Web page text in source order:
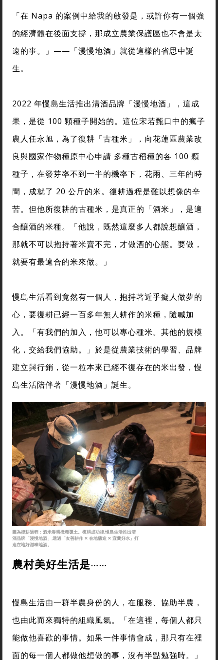
「在 Napa 的案例中給我的啟發是，或許你有一個強
的經濟體在後面支撐，那成立農業保護區也不會是太
遠的事。」——「漫慢地酒」就從這樣的省思中誕
生。
2022 年慢島生活推出清酒品牌「漫慢地酒」，這成
果，是從 100 顆種子開始的。這位宋若甄口中的瘋子
農人任永旭，為了復耕「古種米」，向花蓮區農業改
良與國家作物種原中心申請 多種古稻種的各 100 顆
種子，在發芽率不到一半的機率下，花兩、三年的時
間，成就了 20 公斤的米。復耕過程是難以想像的辛
苦。但他所復耕的古種米，是真正的「酒米」，是適
合釀酒的米種。「他說，既然這麼多人都說想釀酒，
那就不可以抱持著米賣不完，才做酒的心態。要做，
就要有最適合的米來做。」
慢島生活看到竟然有一個人，抱持著近乎癡人做夢的
心，要復耕已經一百多年無人耕作的米種，隨喊加
入。「有我們的加入，他可以專心種米。其他的規模
化，交給我們協助。」於是從農業技術的學習、品牌
建立與行銷，從一粒本來已經不復存在的米出發，慢
島生活陪伴著「漫慢地酒」誕生。
圖為復耕過程：酒米春耕撒種覆土。復耕成功後,慢島生活推出清
酒品牌「漫慢地酒」,透過「友善耕作 ✕ 在地釀造 ✕ 宜蘭好水」打
造在地好滋味地酒。
農村美好生活是⋯⋯
慢島生活由一群半農身份的人，在服務、協助半農，
也由此而來獨特的組織風氣。「在這裡，每個人都只
能做他喜歡的事情。如果一件事情會成，那只有在裡
面的每一個人都做他想做的事，沒有半點勉強時。」